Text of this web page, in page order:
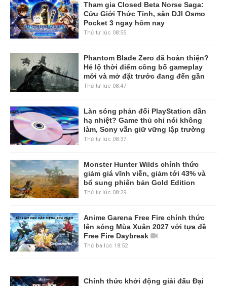
Tham gia Closed Beta Norse Saga:
Cửu Giới Thức Tỉnh, săn DJI Osmo
Pocket 3 ngay hôm nay
Thứ tư lúc 08:55
Phantom Blade Zero đã hoàn thiện?
Hé lộ thời điểm công bố gameplay
mới và mở đặt trước đang đến gần
Thứ tư lúc 08:47
Làn sóng phản đối PlayStation dần
hạ nhiệt? Game thủ chỉ nói không
làm, Sony vẫn giữ vững lập trường
Thứ tư lúc 08:37
Monster Hunter Wilds chính thức
giảm giá vĩnh viễn, giảm tới 43% và
bổ sung phiên bản Gold Edition
Thứ tư lúc 08:29
Anime Garena Free Fire chính thức
lên sóng Mùa Xuân 2027 với tựa đề
Free Fire Daybreak
Thứ ba lúc 18:52
Chính thức khởi động giải đấu Đại